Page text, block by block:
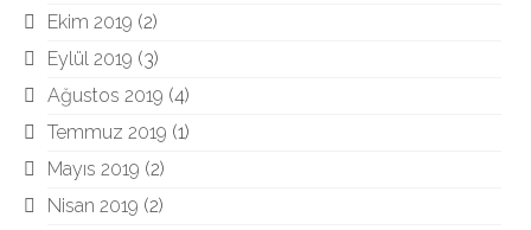
Ekim 2019 (2)
Eylül 2019 (3)
Ağustos 2019 (4)
Temmuz 2019 (1)
Mayıs 2019 (2)
Nisan 2019 (2)